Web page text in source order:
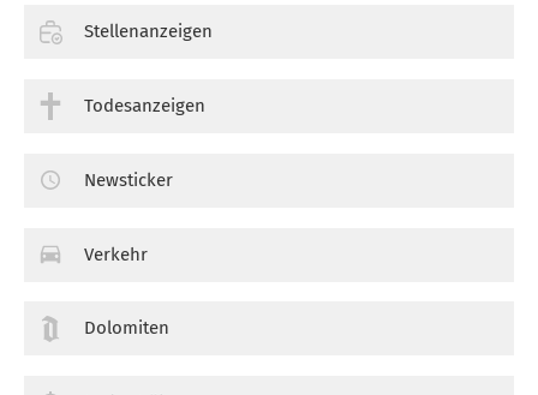
Stellenanzeigen
Todesanzeigen
Newsticker
Verkehr
Dolomiten